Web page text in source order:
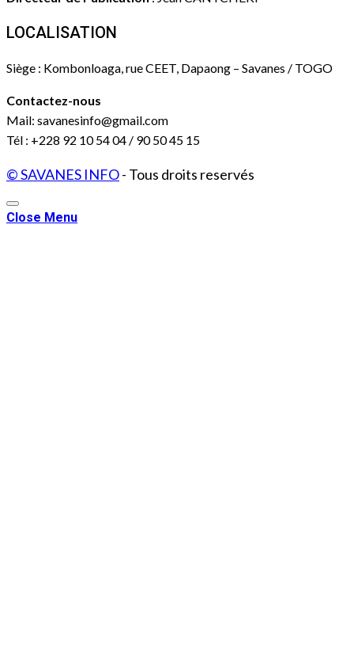
LOCALISATION
Siège : Kombonloaga, rue CEET, Dapaong – Savanes / TOGO
Contactez-nous
Mail: savanesinfo@gmail.com
Tél : +228 92 10 54 04 / 90 50 45 15
© SAVANES INFO- Tous droits reservés
Close Menu